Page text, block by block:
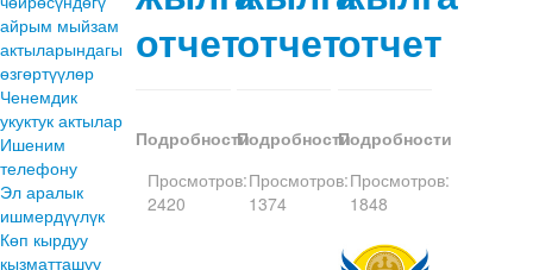
айрым мыйзам
актыларындагы
өзгөртүүлөр
Ченемдик
укуктук актылар
Ишеним
телефону
Эл аралык
ишмердүүлүк
Көп кырдуу
кызматташуу
отчет
Подробности
Просмотров:
2420
отчет
Подробности
Просмотров:
1374
отчет
Подробности
Просмотров:
1848